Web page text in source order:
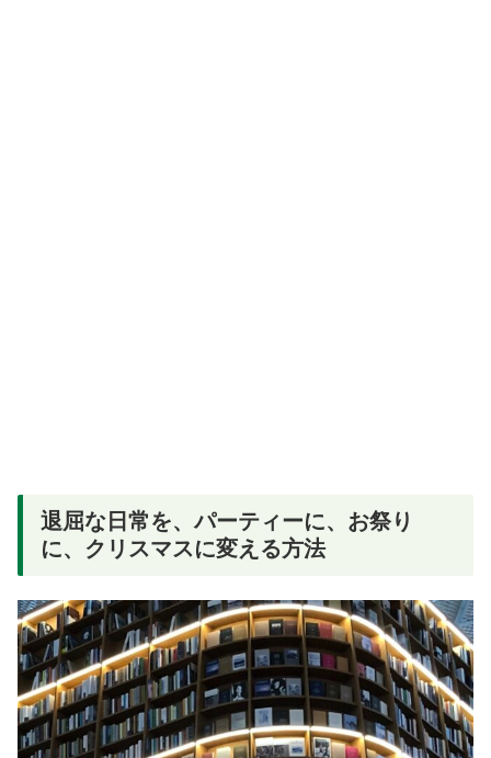
退屈な日常を、パーティーに、お祭り
に、クリスマスに変える方法